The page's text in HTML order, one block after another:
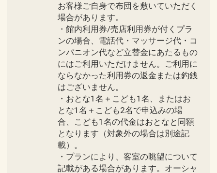
お客様ご自身で布団を敷いていただく
場合があります。
・館内利用券/売店利用券が付くプラ
ンの場合、電話代・マッサージ代・コ
ンパニオン代など立替金にあたるもの
にはご利用いただけません。ご利用に
ならなかった利用券の返金または釣銭
はございません。
・おとな1名＋こども1名、またはお
とな1名＋こども2名で申込みの場
合、こども1名の代金はおとなと同額
となります（対象外の場合は別途記
載）。
・プランにより、客室の眺望について
記載がある場合があります。オーシャ